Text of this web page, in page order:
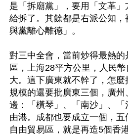
是「拆廟黨」，要用「文革
給拆了。其餘都是右派公知，
與黨離心離德」。
對三中全會，當前炒得最熱的
區，上海28平方公里，人民
大。這下廣東就不幹了，怎
規模的還要批廣東三個，廣
邊：「橫琴」、「南沙」、「
由港。成都也要成立一個，
自由貿易區，就是再造5個香